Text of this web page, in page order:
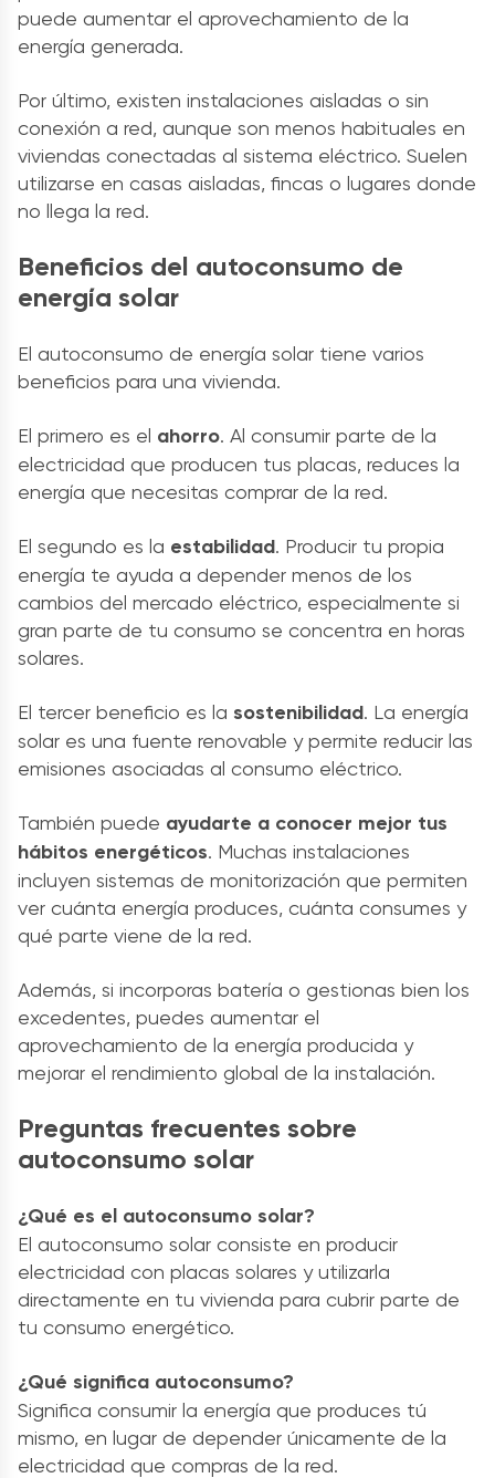
puede aumentar el aprovechamiento de la
energía generada.
Por último, existen instalaciones aisladas o sin
conexión a red, aunque son menos habituales en
viviendas conectadas al sistema eléctrico. Suelen
utilizarse en casas aisladas, fincas o lugares donde
no llega la red.
Beneficios del autoconsumo de
energía solar
El autoconsumo de energía solar tiene varios
beneficios para una vivienda.
El primero es el ahorro. Al consumir parte de la
electricidad que producen tus placas, reduces la
energía que necesitas comprar de la red.
El segundo es la estabilidad. Producir tu propia
energía te ayuda a depender menos de los
cambios del mercado eléctrico, especialmente si
gran parte de tu consumo se concentra en horas
solares.
El tercer beneficio es la sostenibilidad. La energía
solar es una fuente renovable y permite reducir las
emisiones asociadas al consumo eléctrico.
También puede ayudarte a conocer mejor tus
hábitos energéticos. Muchas instalaciones
incluyen sistemas de monitorización que permiten
ver cuánta energía produces, cuánta consumes y
qué parte viene de la red.
Además, si incorporas batería o gestionas bien los
excedentes, puedes aumentar el
aprovechamiento de la energía producida y
mejorar el rendimiento global de la instalación.
Preguntas frecuentes sobre
autoconsumo solar
¿Qué es el autoconsumo solar?
El autoconsumo solar consiste en producir
electricidad con placas solares y utilizarla
directamente en tu vivienda para cubrir parte de
tu consumo energético.
¿Qué significa autoconsumo?
Significa consumir la energía que produces tú
mismo, en lugar de depender únicamente de la
electricidad que compras de la red.